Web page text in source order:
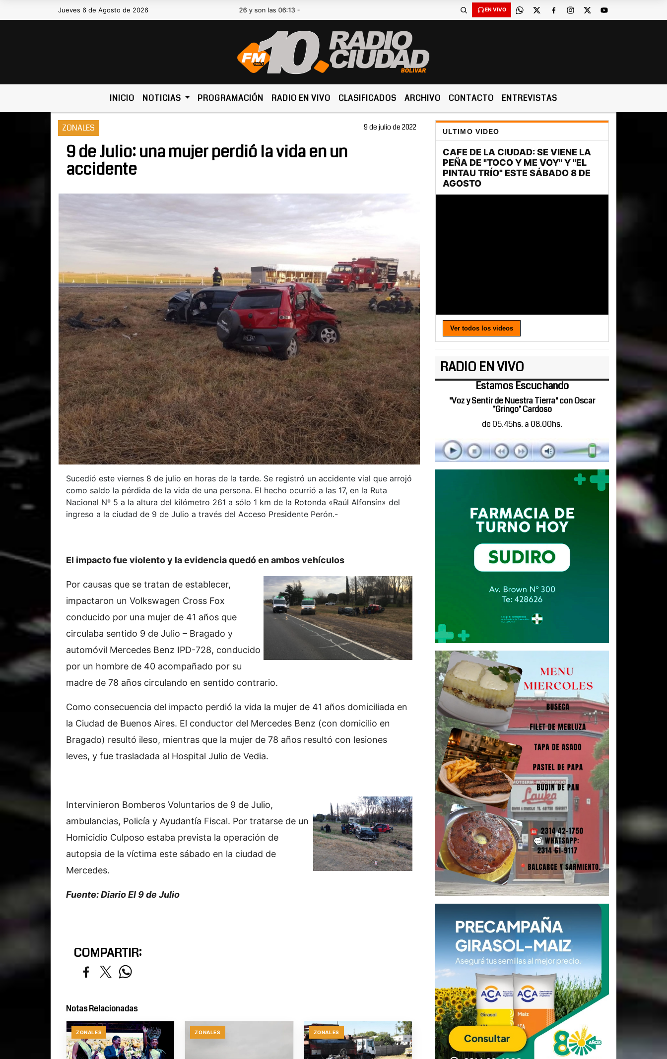
Jueves 6 de Agosto de 2026Hoy es Jueves 6 de Agosto de 2026 y son las 06:13 - EN VIVO
INICIO NOTICIAS PROGRAMACIÓN RADIO EN VIVO CLASIFICADOS ARCHIVO CONTACTO ENTREVISTAS
ZONALES 9 de julio de 2022
9 de Julio: una mujer perdió la vida en un
accidente
Sucedió este viernes 8 de julio en horas de la tarde. Se registró un accidente vial que arrojó
como saldo la pérdida de la vida de una persona. El hecho ocurrió a las 17, en la Ruta
Nacional Nº 5 a la altura del kilómetro 261 a sólo 1 km de la Rotonda «Raúl Alfonsín» del
ingreso a la ciudad de 9 de Julio a través del Acceso Presidente Perón.-
El impacto fue violento y la evidencia quedó en ambos vehículos
Por causas que se tratan de establecer,
impactaron un Volkswagen Cross Fox
conducido por una mujer de 41 años que
circulaba sentido 9 de Julio – Bragado y
automóvil Mercedes Benz IPD-728, conducido
por un hombre de 40 acompañado por su
madre de 78 años circulando en sentido contrario.
Como consecuencia del impacto perdió la vida la mujer de 41 años domiciliada en
la Ciudad de Buenos Aires. El conductor del Mercedes Benz (con domicilio en
Bragado) resultó ileso, mientras que la mujer de 78 años resultó con lesiones
leves, y fue trasladada al Hospital Julio de Vedia.
Intervinieron Bomberos Voluntarios de 9 de Julio,
ambulancias, Policía y Ayudantía Fiscal. Por tratarse de un
Homicidio Culposo estaba prevista la operación de
autopsia de la víctima este sábado en la ciudad de
Mercedes.
Fuente: Diario El 9 de Julio
COMPARTIR:
Notas Relacionadas
ZONALES ZONALES ZONALES
ULTIMO VIDEO
Ver todos los videos
RADIO EN VIVO
Estamos Escuchando
"Voz y Sentir de Nuestra Tierra" con Oscar
"Gringo" Cardoso
de 05.45hs. a 08.00hs.